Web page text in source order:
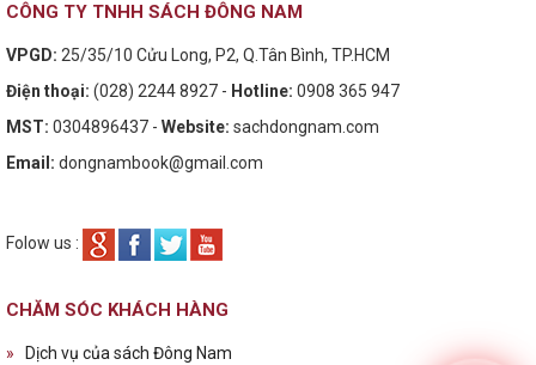
CÔNG TY TNHH SÁCH ĐÔNG NAM
VPGD: 25/35/10 Cửu Long, P2, Q.Tân Bình, TP.HCM
Điện thoại: (028) 2244 8927 - Hotline: 0908 365 947
MST: 0304896437 - Website: sachdongnam.com
Email: dongnambook@gmail.com
Folow us :
CHĂM SÓC KHÁCH HÀNG
» Dịch vụ của sách Đông Nam